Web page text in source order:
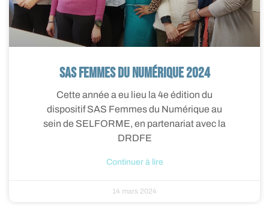
SAS Femmes du numérique 2024
Cette année a eu lieu la 4e édition du
dispositif SAS Femmes du Numérique au
sein de SELFORME, en partenariat avec la
DRDFE
Continuer à lire
14 mars 2024